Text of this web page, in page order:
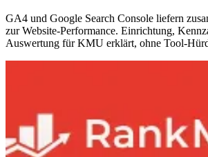
GA4 und Google Search Console liefern
zur Website-Performance. Einrichtung,
Auswertung für KMU erklärt, ohne Tool-